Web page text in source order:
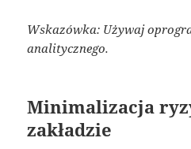
Wskazówka: Używaj
analitycznego.
Minimalizacja
zakładzie